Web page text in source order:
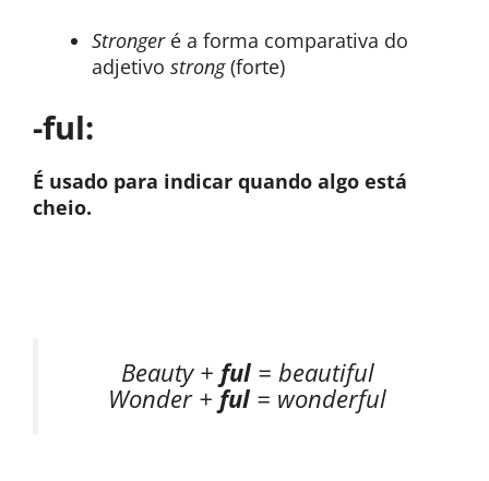
Stronger é a forma comparativa do
adjetivo strong(forte)
-ful:
É usado para indicar quando algo está
cheio.
Beauty + ful = beautiful
Wonder + ful = wonderful